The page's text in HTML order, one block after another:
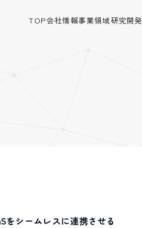
TOP会社情報事業領域研究開発
をシームレスに連携させる